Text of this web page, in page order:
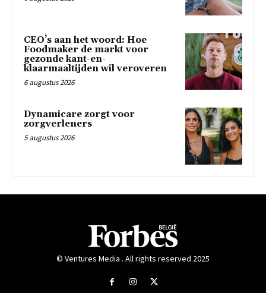
CEO’s aan het woord: Hoe
Foodmaker de markt voor
gezonde kant-en-
klaarmaaltijden wil veroveren
6 augustus 2026
Dynamicare zorgt voor
zorgverleners
5 augustus 2026
© Ventures Media . All rights reserved 2025